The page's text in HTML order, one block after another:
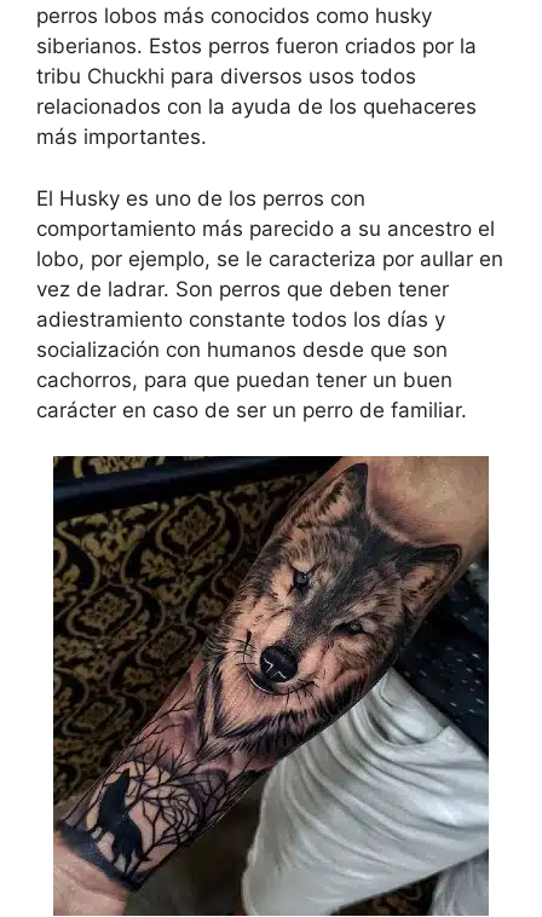
perros lobos más conocidos como husky
siberianos. Estos perros fueron criados por la
tribu Chuckhi para diversos usos todos
relacionados con la ayuda de los quehaceres
más importantes.
El Husky es uno de los perros con
comportamiento más parecido a su ancestro el
lobo, por ejemplo, se le caracteriza por aullar en
vez de ladrar. Son perros que deben tener
adiestramiento constante todos los días y
socialización con humanos desde que son
cachorros, para que puedan tener un buen
carácter en caso de ser un perro de familiar.